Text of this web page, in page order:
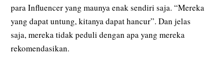
para Influencer yang maunya enak sendiri saja. “Mereka
yang dapat untung, kitanya dapat hancur”. Dan jelas
saja, mereka tidak peduli dengan apa yang mereka
rekomendasikan.